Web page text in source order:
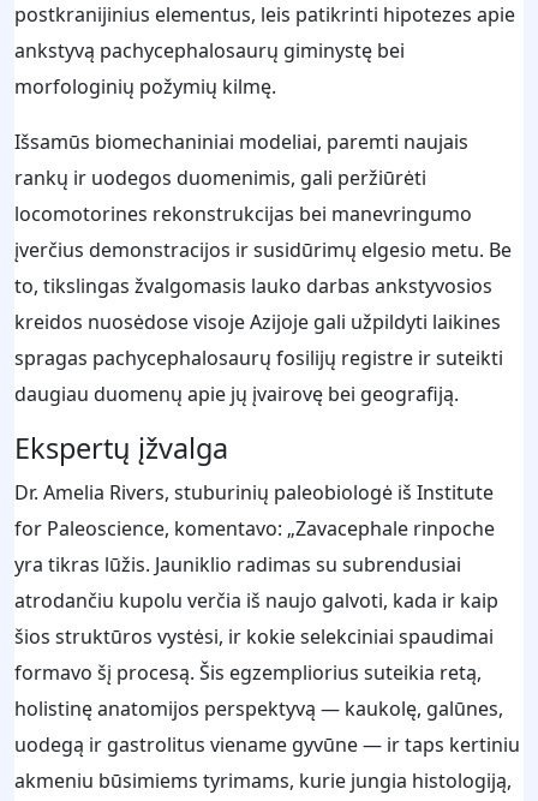
postkranijinius elementus, leis patikrinti hipotezes apie
ankstyvą pachycephalosaurų giminystę bei
morfologinių požymių kilmę.
Išsamūs biomechaniniai modeliai, paremti naujais
rankų ir uodegos duomenimis, gali peržiūrėti
locomotorines rekonstrukcijas bei manevringumo
įverčius demonstracijos ir susidūrimų elgesio metu. Be
to, tikslingas žvalgomasis lauko darbas ankstyvosios
kreidos nuosėdose visoje Azijoje gali užpildyti laikines
spragas pachycephalosaurų fosilijų registre ir suteikti
daugiau duomenų apie jų įvairovę bei geografiją.
Ekspertų įžvalga
Dr. Amelia Rivers, stuburinių paleobiologė iš Institute
for Paleoscience, komentavo: „Zavacephale rinpoche
yra tikras lūžis. Jauniklio radimas su subrendusiai
atrodančiu kupolu verčia iš naujo galvoti, kada ir kaip
šios struktūros vystėsi, ir kokie selekciniai spaudimai
formavo šį procesą. Šis egzempliorius suteikia retą,
holistinę anatomijos perspektyvą — kaukolę, galūnes,
uodegą ir gastrolitus viename gyvūne — ir taps kertiniu
akmeniu būsimiems tyrimams, kurie jungia histologiją,